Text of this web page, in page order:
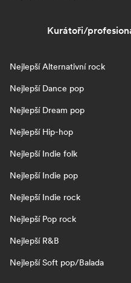
Kurátoři/
Nejlepší Alternativní rock
Nejlepší Dance pop
Nejlepší Dream pop
Nejlepší Hip-hop
Nejlepší Indie folk
Nejlepší Indie pop
Nejlepší Indie rock
Nejlepší Pop rock
Nejlepší R&B
Nejlepší Soft pop/Balada